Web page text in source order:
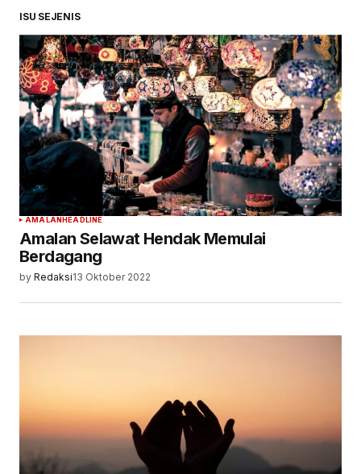
ISU SEJENIS
AMALAN HEADLINE
Amalan Selawat Hendak Memulai
Berdagang
by Redaksi13 Oktober 2022